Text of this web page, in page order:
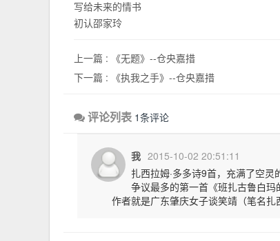
写给未来的情书
初认邵家玲
上一篇 : 《无题》--仓央嘉措
下一篇 : 《执我之手》--仓央嘉措
评论列表 1条评论
我 2015-10-02 20:51:11
扎西拉姆·多多诗9首，充满了空
争议最多的第一首《班扎古鲁白
作者就是广东肇庆女子谈笑靖（笔名扎